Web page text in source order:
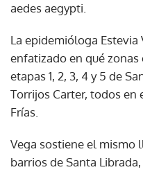
aedes aegypti.
La epidemióloga Estevia
enfatizado en qué
etapas 1, 2, 3, 4 y 5 de
Torrijos Carter, todos
Frías.
Vega sostiene el mismo
barrios de Santa